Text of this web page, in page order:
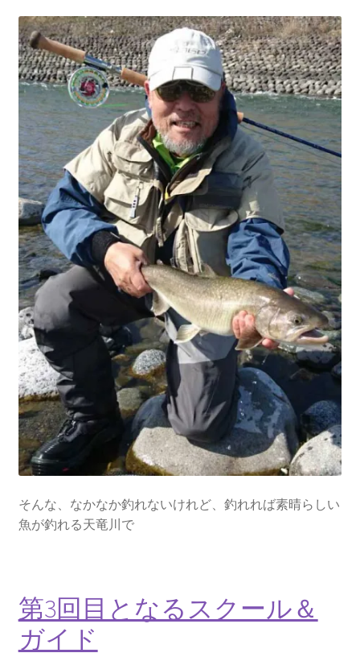
そんな、なかなか釣れないけれど、釣れれば素晴らしい
魚が釣れる天竜川で
第3回目となるスクール＆
ガイド